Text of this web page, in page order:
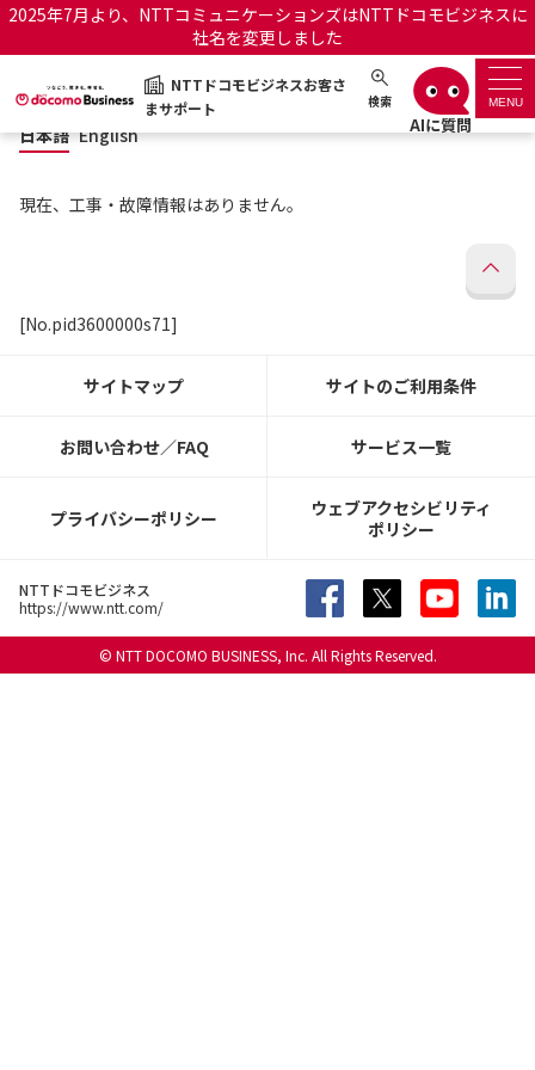
2025年7月より、NTTコミュニケーションズはNTTドコモビジネスに
社名を変更しました
NTTドコモビジネスお客さ
まサポート
検索 MENU
NTTドコモビジネスお客さまサポート 日本語 English
サポートトップ
サービス名から探す
日本語 English
現在、工事・故障情報はありません。
[No.pid3600000s71]
サイトマップ サイトのご利用条件
お問い合わせ／FAQ サービス一覧
プライバシーポリシー
ウェブアクセシビリティ
ポリシー
NTTドコモビジネス
https://www.ntt.com/
© NTT DOCOMO BUSINESS, Inc. All Rights Reserved.